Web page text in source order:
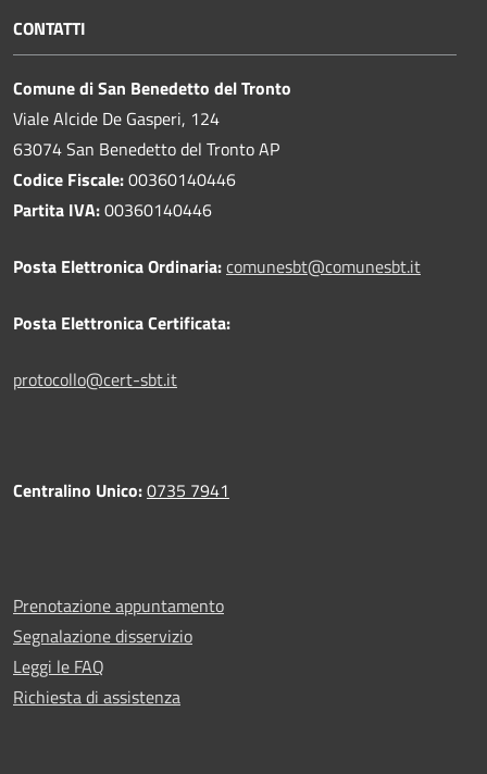
CONTATTI
Comune di San Benedetto del Tronto
Viale Alcide De Gasperi, 124
63074 San Benedetto del Tronto AP
Codice Fiscale:00360140446
Partita IVA:00360140446
Posta Elettronica Ordinaria:comunesbt@comunesbt.it
Posta Elettronica Certificata:
protocollo@cert-sbt.it
Centralino Unico:0735 7941
Prenotazione appuntamento
Segnalazione disservizio
Leggi le FAQ
Richiesta di assistenza